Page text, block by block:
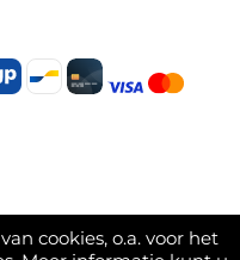
cookies, o.a. voor het